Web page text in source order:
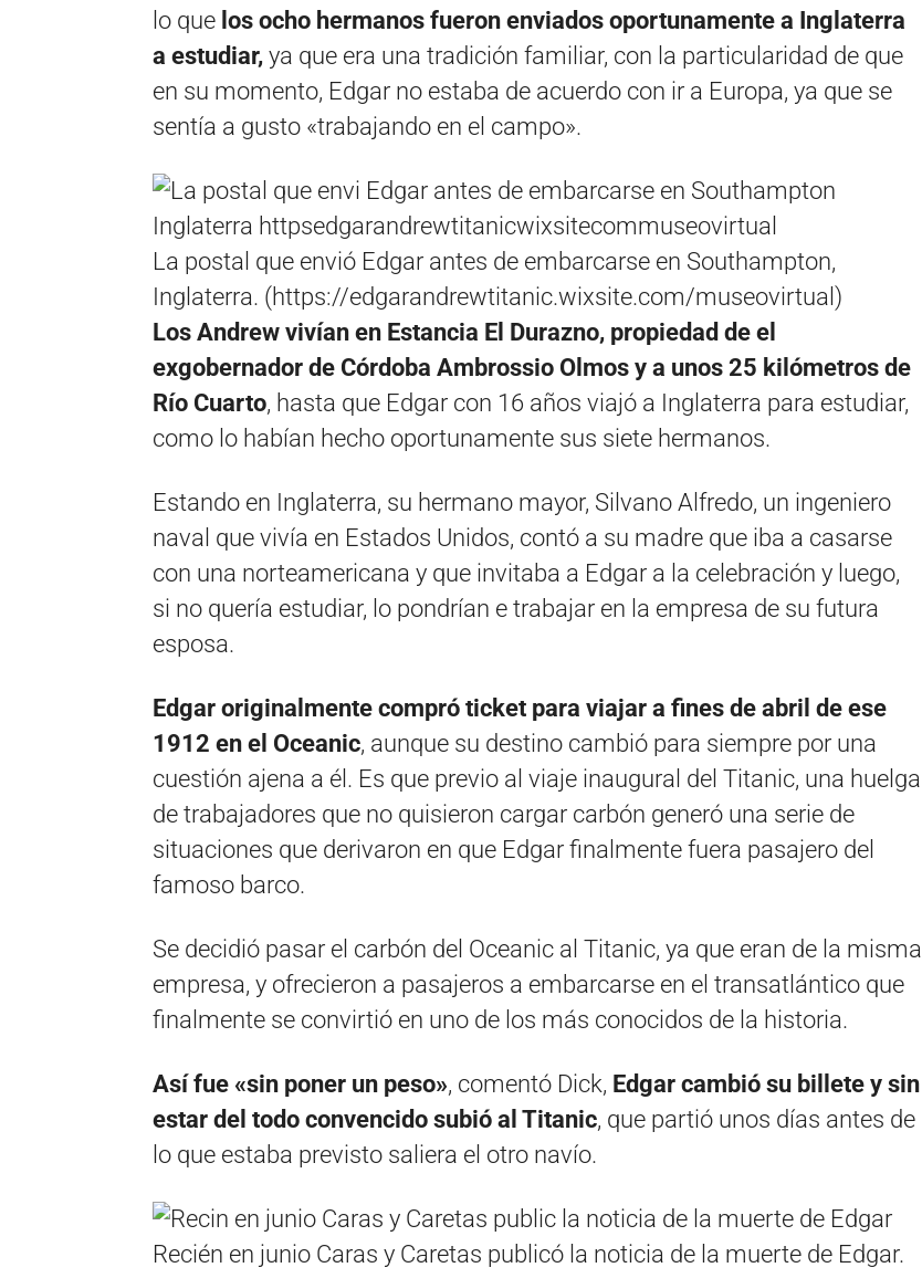
lo que los ocho hermanos fueron enviados oportunamente a Inglaterra
a estudiar, ya que era una tradición familiar, con la particularidad de que
en su momento, Edgar no estaba de acuerdo con ir a Europa, ya que se
sentía a gusto «trabajando en el campo».
La postal que envió Edgar antes de embarcarse en Southampton,
Inglaterra. (https://edgarandrewtitanic.wixsite.com/museovirtual)
Los Andrew vivían en Estancia El Durazno, propiedad de el
exgobernador de Córdoba Ambrossio Olmos y a unos 25 kilómetros de
Río Cuarto, hasta que Edgar con 16 años viajó a Inglaterra para estudiar,
como lo habían hecho oportunamente sus siete hermanos.
Estando en Inglaterra, su hermano mayor, Silvano Alfredo, un ingeniero
naval que vivía en Estados Unidos, contó a su madre que iba a casarse
con una norteamericana y que invitaba a Edgar a la celebración y luego,
si no quería estudiar, lo pondrían e trabajar en la empresa de su futura
esposa.
Edgar originalmente compró ticket para viajar a fines de abril de ese
1912 en el Oceanic, aunque su destino cambió para siempre por una
cuestión ajena a él. Es que previo al viaje inaugural del Titanic, una huelga
de trabajadores que no quisieron cargar carbón generó una serie de
situaciones que derivaron en que Edgar finalmente fuera pasajero del
famoso barco.
Se decidió pasar el carbón del Oceanic al Titanic, ya que eran de la misma
empresa, y ofrecieron a pasajeros a embarcarse en el transatlántico que
finalmente se convirtió en uno de los más conocidos de la historia.
Así fue «sin poner un peso», comentó Dick, Edgar cambió su billete y sin
estar del todo convencido subió al Titanic, que partió unos días antes de
lo que estaba previsto saliera el otro navío.
Recién en junio Caras y Caretas publicó la noticia de la muerte de Edgar.